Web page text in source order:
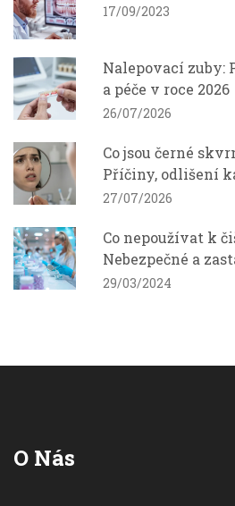
17/09/2023
Nalepovací zuby:
a péče v roce 2026
26/07/2026
Co jsou černé
Příčiny, odlišení
27/07/2026
Co nepoužívat k
Nebezpečné a
29/03/2024
O Nás